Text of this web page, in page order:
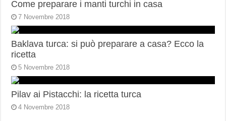
Come preparare i manti turchi in casa
7 Novembre 2018
Baklava turca: si può preparare a casa? Ecco la
ricetta
5 Novembre 2018
Pilav ai Pistacchi: la ricetta turca
4 Novembre 2018